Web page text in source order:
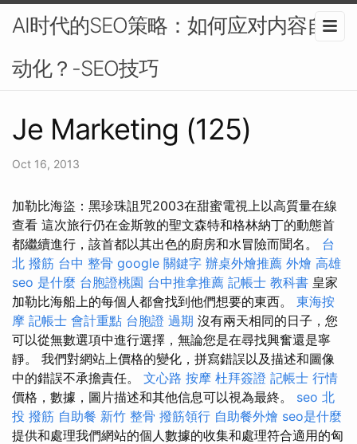
AI时代的SEO策略：如何应对内容自
动化？-SEO技巧
Je Marketing (125)
Oct 16, 2013
加勒比海盜：黑珍珠詛咒2003在甜蜜電視上以高質量在線
查看 這次旅行仍在金斯敦的聖文森特和格林納丁的動態首
都繼續進行，該首都以其出色的廚房和水冒險而聞名。 台
北 撥筋 台中 整骨 google 關鍵字 辦桌外燴推薦 外燴 高雄
seo 是什麼 台胞證桃園 台中推拿推薦 記帳士 教科書 皇家
加勒比海船上的每個人都會找到他們想要的東西。 東海按
摩 記帳士 會計重點 台胞證 過期 沒有兩天相同的日子，您
可以從無數選項中進行選擇，無論您是在尋找興奮還是寧
靜。 我們對網站上價格的變化，拼寫錯誤以及描述和圖像
中的錯誤不承擔責任。 文心路 按摩 杜拜簽證 記帳士 行情
價格，數據，圖片描述和其他信息可以視為最終。 seo 北
投 撥筋 自助餐 新竹 整骨 撥筋領行 自助餐外燴 seo是什麼
提供和處理我們網站的個人數據的收集和處理符合適用的匈